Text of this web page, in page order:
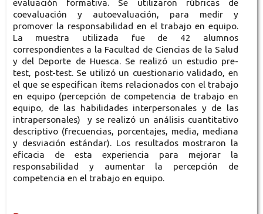
evaluación formativa. Se utilizaron rúbricas de
coevaluación y autoevaluación, para medir y
promover la responsabilidad en el trabajo en equipo.
La muestra utilizada fue de 42 alumnos
correspondientes a la Facultad de Ciencias de la Salud
y del Deporte de Huesca. Se realizó un estudio pre-
test, post-test. Se utilizó un cuestionario validado, en
el que se especifican ítems relacionados con el trabajo
en equipo (percepción de competencia de trabajo en
equipo, de las habilidades interpersonales y de las
intrapersonales) y se realizó un análisis cuantitativo
descriptivo (frecuencias, porcentajes, media, mediana
y desviación estándar). Los resultados mostraron la
eficacia de esta experiencia para mejorar la
responsabilidad y aumentar la percepción de
competencia en el trabajo en equipo.